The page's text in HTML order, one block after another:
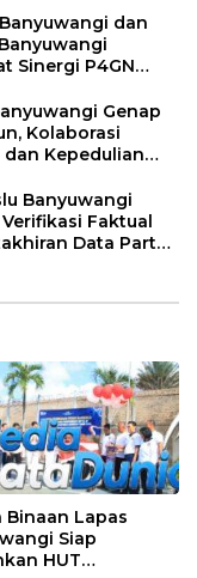
dan
Sinergi P4GN
Genap
Kolaborasi
dan Kepedulian
Banyuwangi
Faktual
Data Partai
Binaan Lapas
Siap
HUT